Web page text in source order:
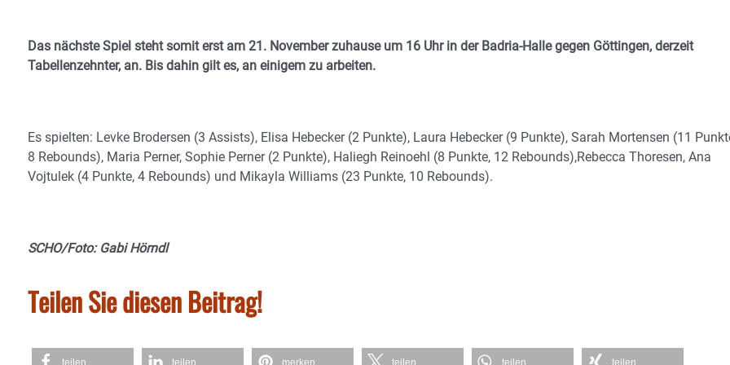
Das nächste Spiel steht somit erst am 21. November zuhause um 16 Uhr in der Badria-Halle gegen Göttingen, derzeit
Tabellenzehnter, an. Bis dahin gilt es, an einigem zu arbeiten.
Es spielten: Levke Brodersen (3 Assists), Elisa Hebecker (2 Punkte), Laura Hebecker (9 Punkte), Sarah Mortensen (11
8 Rebounds), Maria Perner, Sophie Perner (2 Punkte), Haliegh Reinoehl (8 Punkte, 12 Rebounds),Rebecca Thoresen, Ana
Vojtulek (4 Punkte, 4 Rebounds) und Mikayla Williams (23 Punkte, 10 Rebounds).
SCHO/Foto: Gabi Hörndl
Teilen Sie diesen Beitrag!
teilen teilen merken teilen teilen teilen